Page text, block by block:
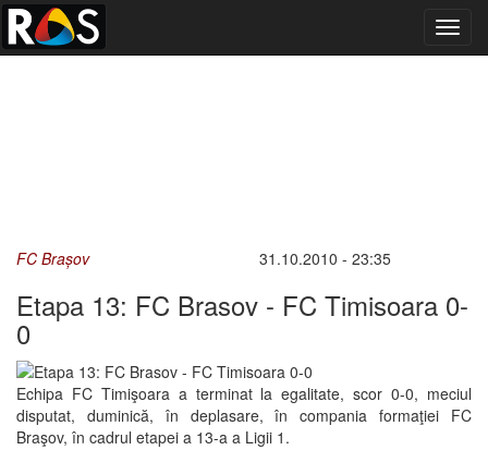
FC Brașov 31.10.2010 - 23:35
Etapa 13: FC Brasov - FC Timisoara 0-
0
Echipa FC Timişoara a terminat la egalitate, scor 0-0, meciul
disputat, duminică, în deplasare, în compania formaţiei FC
Braşov, în cadrul etapei a 13-a a Ligii 1.